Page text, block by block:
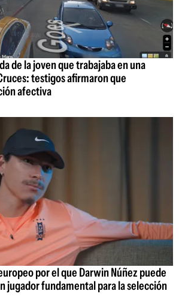
de la joven que trabajaba en una
testigos afirmaron que
afectiva
por el que Darwin Núñez puede
jugador fundamental para la selección